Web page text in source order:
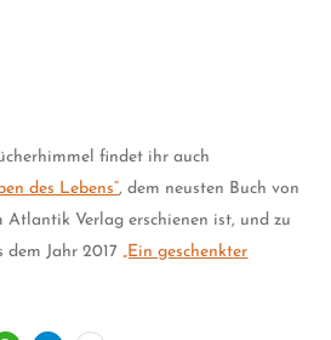
findet ihr auch
des Lebens“, dem neusten Buch von
Atlantik Verlag erschienen ist, und zu
Jahr 2017 „Ein geschenkter